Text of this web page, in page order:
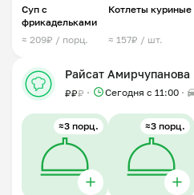
Суп с
фрикадельками
≈ 209₽ / порц.
Котлеты куриные
≈ 157₽ / шт.
Райсат Амирчупанова
₽₽₽ Сегодня с 11:00
≈3 порц. ≈3 порц.